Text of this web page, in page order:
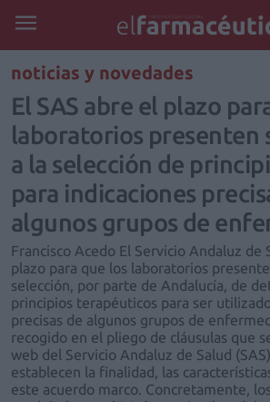
REGÍSTRATE
noticias y novedades
El SAS abre el plazo
laboratorios presenten
a la selección de
para indicaciones
algunos grupos de
Francisco Acedo El Servicio Andaluz de
plazo para que los laboratorios
selección, por parte de Andalucía, de
principios terapéuticos para ser
precisas de algunos grupos de
recogido en el pliego de cláusulas que
web del Servicio Andaluz de Salud
establecen la finalidad, las
este acuerdo marco. Concretamente,